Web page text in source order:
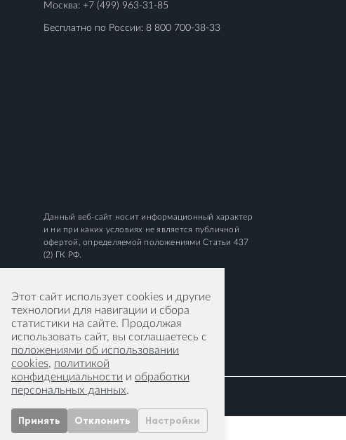
Москва: +7 (499) 963-31-85
Бесплатно по России: 8 800 700-38-33
Данный веб-сайт носит информационный характер
и ни при каких условиях не является публичной
офертой, определяемой положениями Статьи 437
(2) ГК РФ.
Этот сайт использует cookies и другие
технологии для навигации и сбора
статистики на сайте. Продолжая
использовать сайт, вы соглашаетесь с
положениями об использовании
cookies, политикой
конфиденциальности и обработки
персональных данных.
Принять Отклонить Настройки